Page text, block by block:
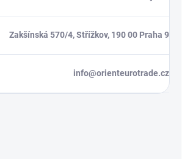
Zakšínská 570/4, Střížkov, 190 00 Praha 9
info@orienteurotrade.cz